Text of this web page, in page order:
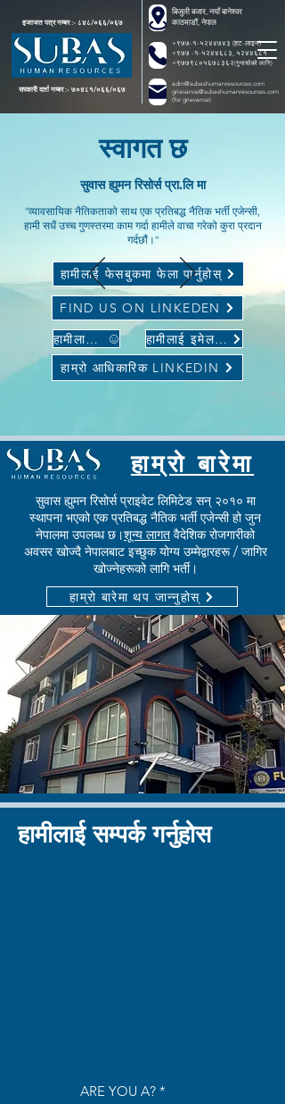
इजाजत पत्र नम्बर :- ८४८/०६६/०६७
सरकारी दर्ता नम्बर :- ७०४८१/०६६/०६७
बिजुली बजार, नयाँ बानेश्वर
काठमाडौं, नेपाल
+९७७-१-५२४४७४३ (हट-लाइन)
+९७७ -१-५२४४६८३, ५२४४६८१
+९७७९८०५६७८३६२(गुनासोको लागि)
adm@subashumanresources.com
grievance@subashumanresources.com
(for grievance)
स्वागत छ
सुवास ह्युमन रिसोर्स प्रा.लि मा
"व्यावसायिक नैतिकताको साथ एक प्रतिबद्ध नैतिक भर्ती एजेन्सी,
हामी सधैं उच्च गुणस्तरमा काम गर्दा हामीले वाचा गरेको कुरा प्रदान
गर्दछौं।"
हामीलाई फेसबुकमा फेला पार्नुहोस्
FIND US ON LINKEDEN
हामीलाई कल गर्नुहोस्
हामीलाई इमेल गर्नुहोस्
हाम्रो आधिकारिक LINKEDIN
हाम्रो बारेमा
सुवास ह्युमन रिसोर्स प्राइवेट लिमिटेड सन् २०१० मा
स्थापना भएको एक प्रतिबद्ध नैतिक भर्ती एजेन्सी हो जुन
नेपालमा उपलब्ध छ।शून्य लागत वैदेशिक रोजगारीको
अवसर खोज्दै नेपालबाट इच्छुक योग्य उम्मेद्वारहरू / जागिर
खोज्नेहरूको लागि भर्ती।
हाम्रो बारेमा थप जान्नुहोस्
हामीलाई सम्पर्क गर्नुहोस
ARE YOU A? *